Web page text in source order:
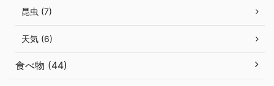
昆虫 (7)
天気 (6)
食べ物 (44)